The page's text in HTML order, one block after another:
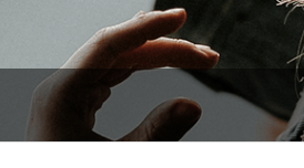
기부참여
찾아오시는길